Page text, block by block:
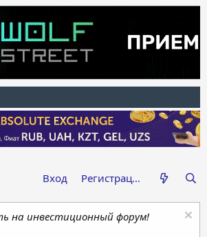
Вход Регистрация
на инвестиционный форум!